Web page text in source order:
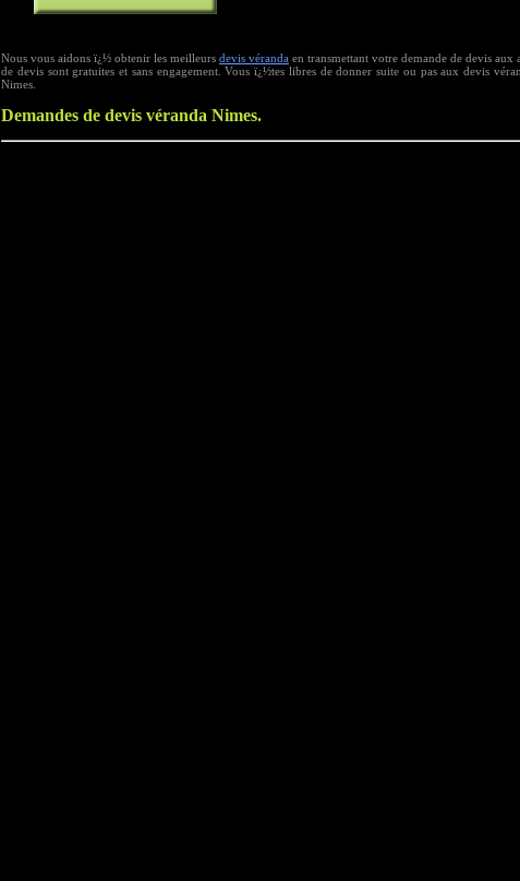
Nous vous aidons ï¿½ obtenir les meilleurs devis véranda en transmettant votre demande de devis aux
de devis sont gratuites et sans engagement. Vous ï¿½tes libres de donner suite ou pas aux devis
Nimes.
Demandes de devis véranda Nimes.